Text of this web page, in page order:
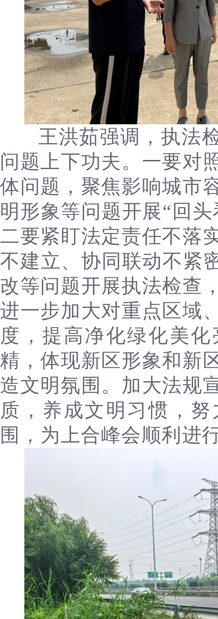
王洪茹强调，执法
问题上下功夫。一要对
体问题，聚焦影响城市
明形象等问题开展“回
二要紧盯法定责任不落
不建立、协同联动不紧
改等问题开展执法检查
进一步加大对重点区域
度，提高净化绿化美
精，体现新区形象和新
造文明氛围。加大法规
质，养成文明习惯，
围，为上合峰会顺利进